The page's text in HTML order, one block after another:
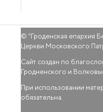
© "Гроденская епархия
Церкви Московского
Сайт создан по
Гродненского и
При использовании
обязательна.